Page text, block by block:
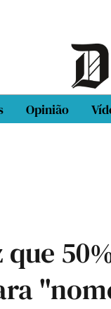
Opinião
que